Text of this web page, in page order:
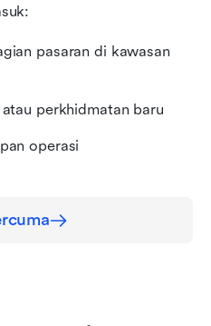
pasaran di kawasan
perkhidmatan baru
operasi